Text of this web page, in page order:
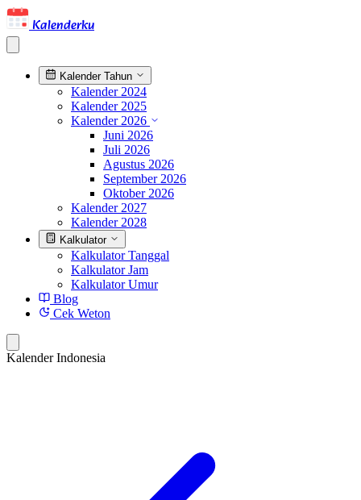
Kalenderku
Kalender Tahun
Kalender 2024
Kalender 2025
Kalender 2026
Juni 2026
Juli 2026
Agustus 2026
September 2026
Oktober 2026
Kalender 2027
Kalender 2028
Kalkulator
Kalkulator Tanggal
Kalkulator Jam
Kalkulator Umur
Blog
Cek Weton
Kalender Indonesia